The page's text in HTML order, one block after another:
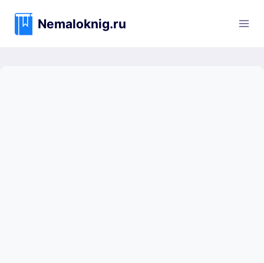
содержимому
Nemaloknig.ru